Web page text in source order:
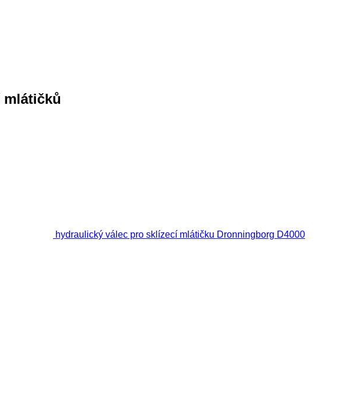
mlátičků
hydraulický válec pro sklízecí mlátičku Dronningborg D4000